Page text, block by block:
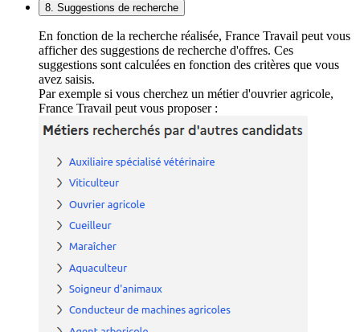
8. Suggestions de recherche
En fonction de la recherche réalisée, France Travail peut vous
afficher des suggestions de recherche d'offres. Ces
suggestions sont calculées en fonction des critères que vous
avez saisis.
Par exemple si vous cherchez un métier d'ouvrier agricole,
France Travail peut vous proposer :